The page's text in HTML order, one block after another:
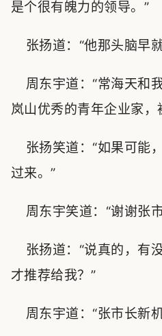
是个很有魄力的领导。”
张扬道：“他那头脑早
周东宇道：“常海天和
岚山优秀的青年企业家，
张扬笑道：“如果可能
过来。”
周东宇笑道：“谢谢张
张扬道：“说真的，有
才推荐给我？”
周东宇道：“张市长新